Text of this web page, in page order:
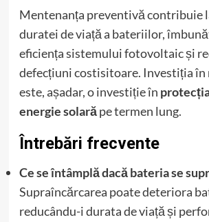
Mentenanța preventivă contribuie
duratei de viață a bateriilor,
eficiența sistemului fotovoltaic și
defecțiuni costisitoare. Investiția în
este, așadar, o investiție în
energie solarăpe termen lung.
Întrebări frecvente
Ce se întâmplă dacă bateria se
Supraîncărcarea poate deteriora
reducându-i durata de viață și